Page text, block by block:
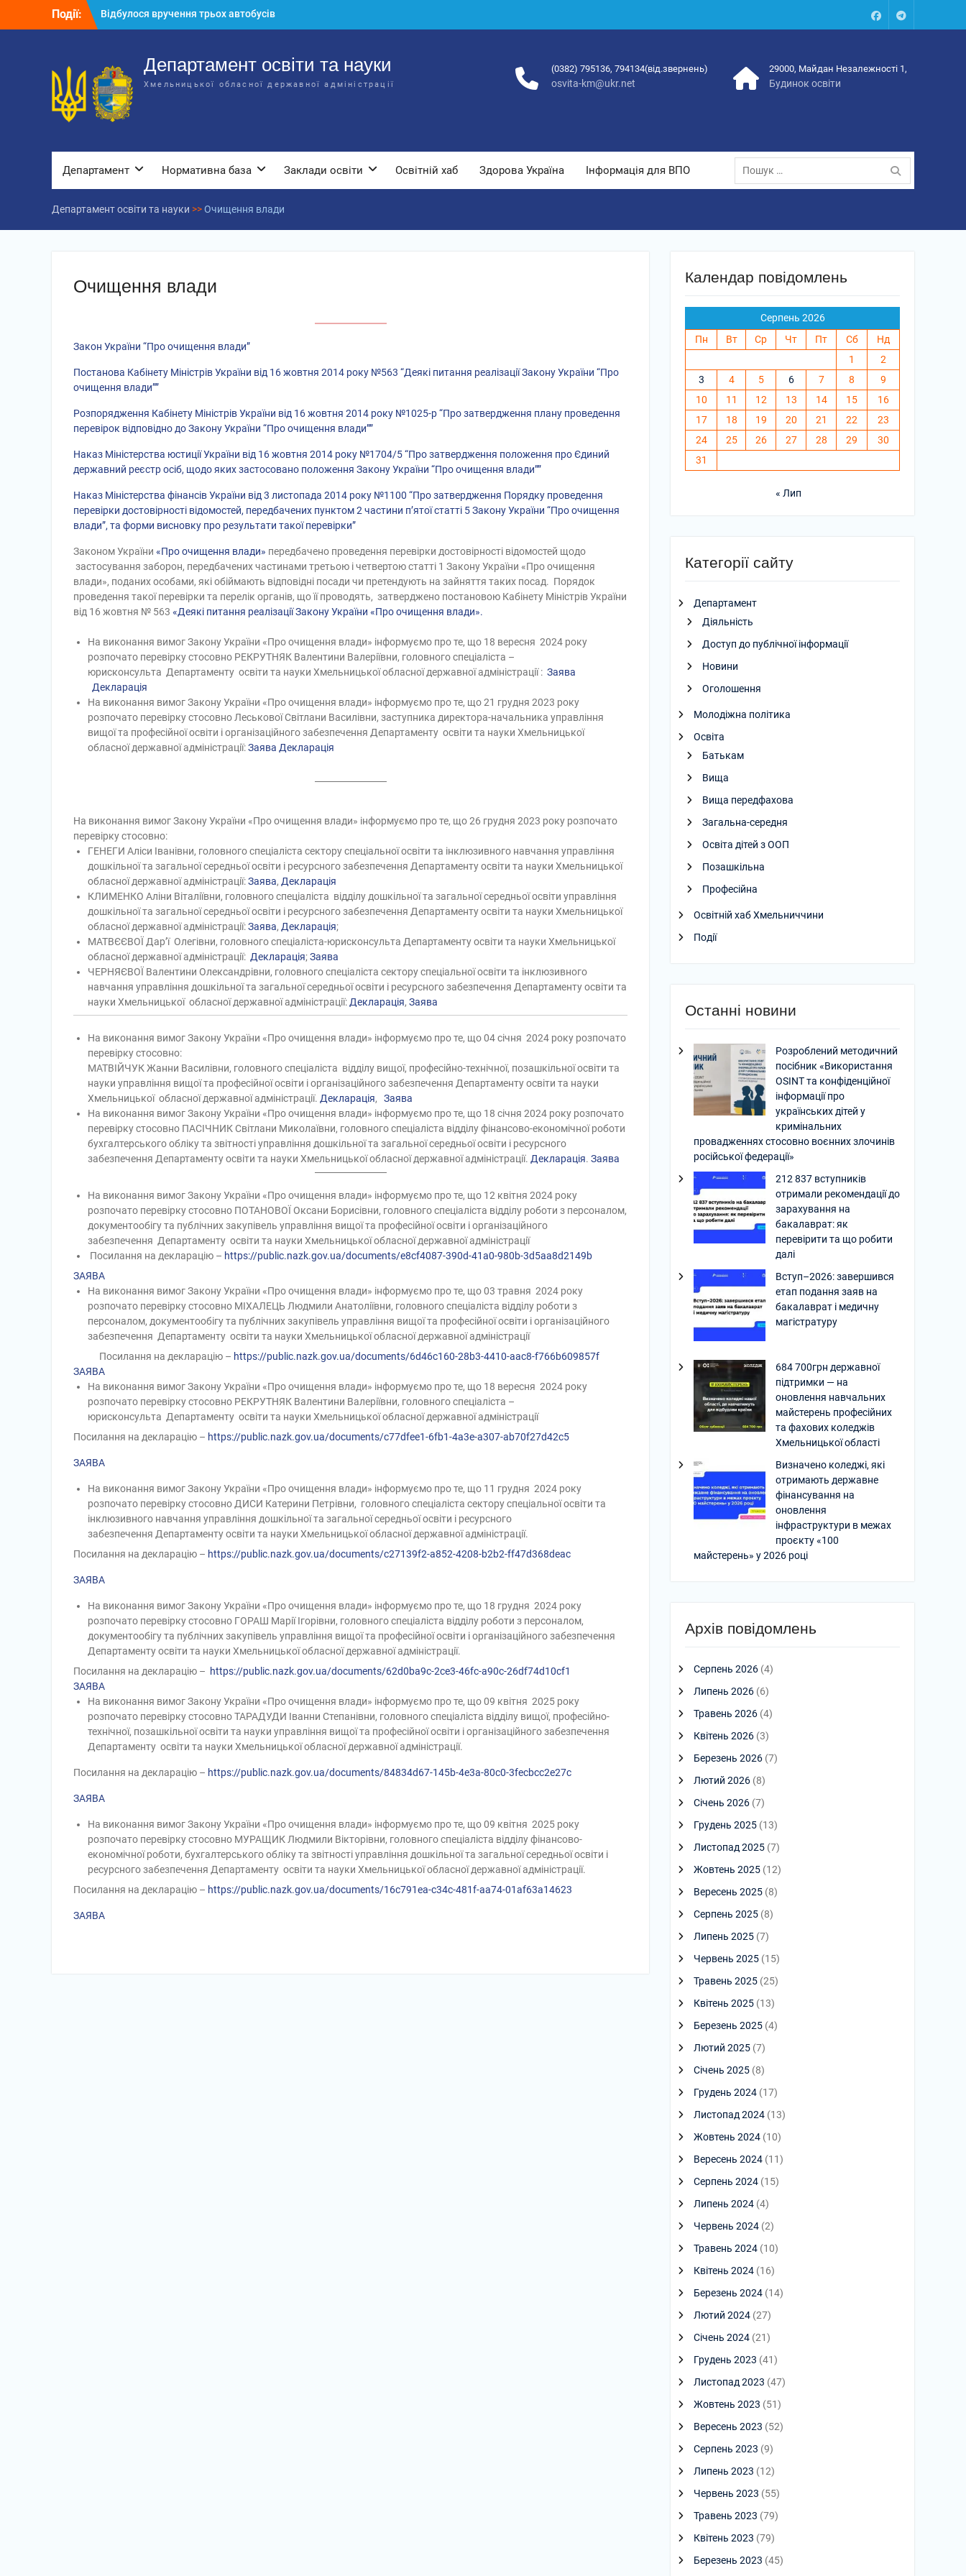
Події:
Відбулося вручення трьох автобусів
для потреб закладів освіти
державної адміністрації
Відбулась обласна нарада для
відповідальних за національно-
патріотичне виховання
FacebookTalegram
Департамент освіти та науки
Хмельницької обласної державної адміністрації
(0382) 795136, 794134(від.звернень)
osvita-km@ukr.net
29000, Майдан Незалежності 1,
Будинок освіти
Департамент Нормативна база Заклади освіти Освітній хаб Здорова Україна Інформація для ВПО
Пошук:
Департамент освіти та науки >> Очищення влади
Очищення влади
Закон України “Про очищення влади”
Постанова Кабінету Міністрів України від 16 жовтня 2014 року №563 “Деякі питання реалізації Закону України “Про
очищення влади””
Розпорядження Кабінету Міністрів України від 16 жовтня 2014 року №1025-р “Про затвердження плану проведення
перевірок відповідно до Закону України “Про очищення влади””
Наказ Міністерства юстиції України від 16 жовтня 2014 року №1704/5 “Про затвердження положення про Єдиний
державний реєстр осіб, щодо яких застосовано положення Закону України “Про очищення влади””
Наказ Міністерства фінансів України від 3 листопада 2014 року №1100 “Про затвердження Порядку проведення
перевірки достовірності відомостей, передбачених пунктом 2 частини п’ятої статті 5 Закону України “Про очищення
влади”, та форми висновку про результати такої перевірки”
Законом України «Про очищення влади» передбачено проведення перевірки достовірності відомостей щодо
застосування заборон, передбачених частинами третьою і четвертою статті 1 Закону України «Про очищення
влади», поданих особами, які обіймають відповідні посади чи претендують на зайняття таких посад. Порядок
проведення такої перевірки та перелік органів, що її проводять, затверджено постановою Кабінету Міністрів України
від 16 жовтня № 563 «Деякі питання реалізації Закону України «Про очищення влади».
На виконання вимог Закону України «Про очищення влади» інформуємо про те, що 18 вересня 2024 року
розпочато перевірку стосовно РЕКРУТНЯК Валентини Валеріївни, головного спеціаліста –
юрисконсульта Департаменту освіти та науки Хмельницької обласної державної адміністрації : Заява
Декларація
На виконання вимог Закону України «Про очищення влади» інформуємо про те, що 21 грудня 2023 року
розпочато перевірку стосовно Леськової Світлани Василівни, заступника директора-начальника управління
вищої та професійної освіти і організаційного забезпечення Департаменту освіти та науки Хмельницької
обласної державної адміністрації:Заява Декларація
На виконання вимог Закону України «Про очищення влади» інформуємо про те, що 26 грудня 2023 року розпочато
перевірку стосовно:
ГЕНЕГИ Аліси Іванівни, головного спеціаліста сектору спеціальної освіти та інклюзивного навчання управління
дошкільної та загальної середньої освіти і ресурсного забезпечення Департаменту освіти та науки Хмельницької
обласної державної адміністрації:Заява, Декларація
КЛИМЕНКО Аліни Віталіївни, головного спеціаліста відділу дошкільної та загальної середньої освіти управління
дошкільної та загальної середньої освіти і ресурсного забезпечення Департаменту освіти та науки Хмельницької
обласної державної адміністрації:Заява, Декларація;
МАТВЄЄВОЇ Дар’ї Олегівни, головного спеціаліста-юрисконсульта Департаменту освіти та науки Хмельницької
обласної державної адміністрації: Декларація;Заява
ЧЕРНЯЄВОЇ Валентини Олександрівни, головного спеціаліста сектору спеціальної освіти та інклюзивного
навчання управління дошкільної та загальної середньої освіти і ресурсного забезпечення Департаменту освіти та
науки Хмельницької обласної державної адміністрації: Декларація, Заява
На виконання вимог Закону України «Про очищення влади» інформуємо про те, що 04 січня 2024 року розпочато
перевірку стосовно:
МАТВІЙЧУК Жанни Василівни, головного спеціаліста відділу вищої, професійно-технічної, позашкільної освіти та
науки управління вищої та професійної освіти і організаційного забезпечення Департаменту освіти та науки
Хмельницької обласної державної адміністрації. Декларація, Заява
На виконання вимог Закону України «Про очищення влади» інформуємо про те, що 18 січня 2024 року розпочато
перевірку стосовно ПАСІЧНИК Світлани Миколаївни, головного спеціаліста відділу фінансово-економічної роботи
бухгалтерського обліку та звітності управління дошкільної та загальної середньої освіти і ресурсного
забезпечення Департаменту освіти та науки Хмельницької обласної державної адміністрації. Декларація. Заява
На виконання вимог Закону України «Про очищення влади» інформуємо про те, що 12 квітня 2024 року
розпочато перевірку стосовно ПОТАНОВОЇ Оксани Борисівни, головного спеціаліста відділу роботи з персоналом,
документообігу та публічних закупівель управління вищої та професійної освіти і організаційного
забезпечення Департаменту освіти та науки Хмельницької обласної державної адміністрації
Посилання на декларацію – https://public.nazk.gov.ua/documents/e8cf4087-390d-41a0-980b-3d5aa8d2149b
ЗАЯВА
На виконання вимог Закону України «Про очищення влади» інформуємо про те, що 03 травня 2024 року
розпочато перевірку стосовно МІХАЛЕЦЬ Людмили Анатоліївни, головного спеціаліста відділу роботи з
персоналом, документообігу та публічних закупівель управління вищої та професійної освіти і організаційного
забезпечення Департаменту освіти та науки Хмельницької обласної державної адміністрації
Посилання на декларацію – https://public.nazk.gov.ua/documents/6d46c160-28b3-4410-aac8-f766b609857f
ЗАЯВА
На виконання вимог Закону України «Про очищення влади» інформуємо про те, що 18 вересня 2024 року
розпочато перевірку стосовно РЕКРУТНЯК Валентини Валеріївни, головного спеціаліста –
юрисконсульта Департаменту освіти та науки Хмельницької обласної державної адміністрації
Посилання на декларацію – https://public.nazk.gov.ua/documents/c77dfee1-6fb1-4a3e-a307-ab70f27d42c5
ЗАЯВА
На виконання вимог Закону України «Про очищення влади» інформуємо про те, що 11 грудня 2024 року
розпочато перевірку стосовно ДИСИ Катерини Петрівни, головного спеціаліста секторуспеціальної освіти та
інклюзивного навчання управління дошкільної та загальної середньої освіти і ресурсного
забезпечення Департаменту освіти та науки Хмельницької обласної державної адміністрації.
Посилання на декларацію – https://public.nazk.gov.ua/documents/c27139f2-a852-4208-b2b2-ff47d368deac
ЗАЯВА
На виконання вимог Закону України «Про очищення влади» інформуємо про те, що 18 грудня 2024 року
розпочато перевірку стосовно ГОРАШ Марії Ігорівни, головного спеціаліста відділу роботи з персоналом,
документообігу та публічних закупівель управління вищої та професійної освіти і організаційного забезпечення
Департаменту освіти та науки Хмельницької обласної державної адміністрації.
Посилання на декларацію – https://public.nazk.gov.ua/documents/62d0ba9c-2ce3-46fc-a90c-26df74d10cf1
ЗАЯВА
На виконання вимог Закону України «Про очищення влади» інформуємо про те, що 09 квітня 2025 року
розпочато перевірку стосовно ТАРАДУДИ Іванни Степанівни, головного спеціаліста відділу вищої, професійно-
технічної, позашкільної освіти та науки управління вищої та професійної освіти і організаційного забезпечення
Департаменту освіти та науки Хмельницької обласної державної адміністрації.
Посилання на декларацію – https://public.nazk.gov.ua/documents/84834d67-145b-4e3a-80c0-3fecbcc2e27c
ЗАЯВА
На виконання вимог Закону України «Про очищення влади» інформуємо про те, що 09 квітня 2025 року
розпочато перевірку стосовно МУРАЩИК Людмили Вікторівни, головного спеціаліста відділу фінансово-
економічної роботи, бухгалтерського обліку та звітності управління дошкільної та загальної середньої освіти і
ресурсного забезпечення Департаменту освіти та науки Хмельницької обласної державної адміністрації.
Посилання на декларацію – https://public.nazk.gov.ua/documents/16c791ea-c34c-481f-aa74-01af63a14623
ЗАЯВА
Календар повідомлень
Серпень 2026
Пн
Вт Ср Чт Пт Сб
Нд
1
2
3
4 5 6 7 8
9
10
11 12 13 14 15
16
17
18 19 20 21 22
23
24
25 26 27 28 29
30
31
« Лип
Категорії сайту
Департамент
Діяльність
Доступ до публічної інформації
Новини
Оголошення
Молодіжна політика
Освіта
Батькам
Вища
Вища передфахова
Загальна-середня
Освіта дітей з ООП
Позашкільна
Професійна
Освітній хаб Хмельниччини
Події
Останні новини
Розроблений методичний
посібник «Використання
OSINT та конфіденційної
інформації про
українських дітей у
кримінальних
провадженнях стосовно воєнних злочинів
російської федерації»
212 837 вступників
отримали рекомендації до
зарахування на
бакалаврат: як
перевірити та що робити
далі
Вступ–2026: завершився
етап подання заяв на
бакалаврат і медичну
магістратуру
684 700грн державної
підтримки — на
оновлення навчальних
майстерень професійних
та фахових коледжів
Хмельницької області
Визначено коледжі, які
отримають державне
фінансування на
оновлення
інфраструктури в межах
проєкту «100
майстерень» у 2026 році
Архів повідомлень
Серпень 2026 (4)
Липень 2026 (6)
Травень 2026 (4)
Квітень 2026 (3)
Березень 2026 (7)
Лютий 2026 (8)
Січень 2026 (7)
Грудень 2025 (13)
Листопад 2025 (7)
Жовтень 2025 (12)
Вересень 2025 (8)
Серпень 2025 (8)
Липень 2025 (7)
Червень 2025 (15)
Травень 2025 (25)
Квітень 2025 (13)
Березень 2025 (4)
Лютий 2025 (7)
Січень 2025 (8)
Грудень 2024 (17)
Листопад 2024 (13)
Жовтень 2024 (10)
Вересень 2024 (11)
Серпень 2024 (15)
Липень 2024 (4)
Червень 2024 (2)
Травень 2024 (10)
Квітень 2024 (16)
Березень 2024 (14)
Лютий 2024 (27)
Січень 2024 (21)
Грудень 2023 (41)
Листопад 2023 (47)
Жовтень 2023 (51)
Вересень 2023 (52)
Серпень 2023 (9)
Липень 2023 (12)
Червень 2023 (55)
Травень 2023 (79)
Квітень 2023 (79)
Березень 2023 (45)